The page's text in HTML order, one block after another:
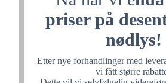
priser på
nødlys!
Etter nye forhandlinger med
vi fått større
noe fantastisk,
tilbake litt